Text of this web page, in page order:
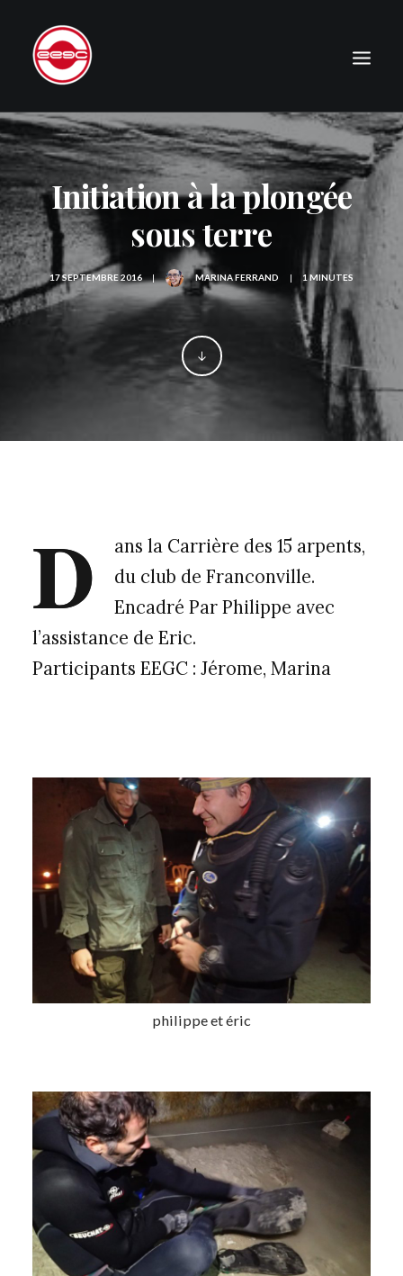
LE CLUB
EXPÉDITIONS
JOURNAL
PHOTOGRAPHIE
PUBLICATIONS
CONTACT
Initiation à la plongée
sous terre
17 SEPTEMBRE 2016 | MARINA FERRAND | 1 MINUTES
D
ans la Carrière des 15 arpents,
du club de Franconville.
Encadré Par Philippe avec
l’assistance de Eric.
Participants EEGC : Jérome, Marina
philippe et éric